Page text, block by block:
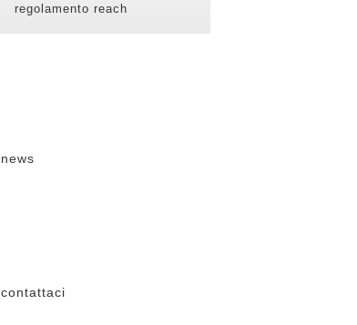
regolamento reach
news
contattaci